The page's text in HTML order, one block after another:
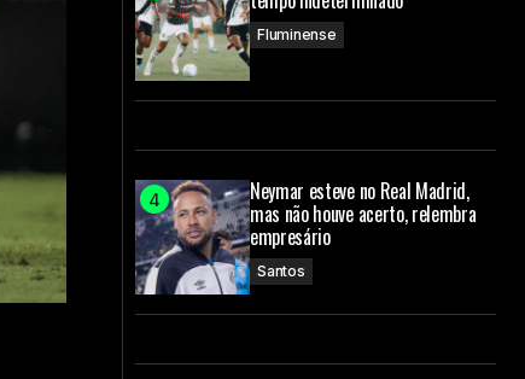
Fluminense
Neymar esteve no Real Madrid,
mas não houve acerto, relembra
empresário
Santos